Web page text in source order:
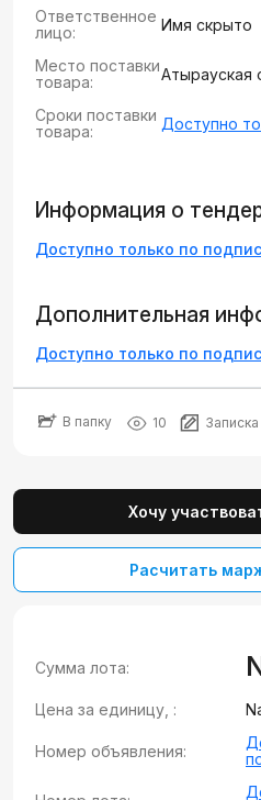
Ответственное
лицо:
Имя скрыто
Место поставки
товара:
Атырауская
Сроки поставки
товара:
Доступно
Информация о
Доступно только по
Дополнительная
Доступно только по
В папку 10 Записка
Хочу
Расчитать
Сумма лота:
Цена за единицу, :
Номер объявления: